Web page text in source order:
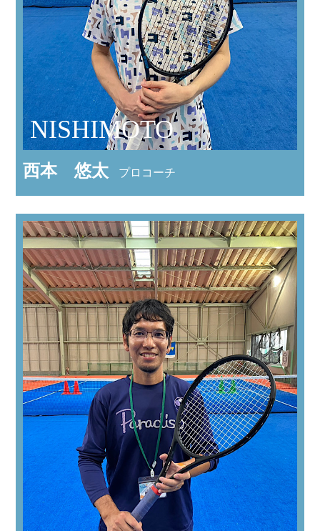
NISHIMOTO
西本 悠太 プロコーチ